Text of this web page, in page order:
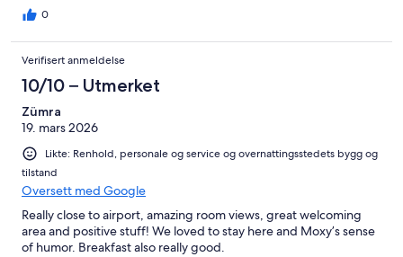
0
Verifisert anmeldelse
10/10 – Utmerket
Zümra
19. mars 2026
Likte: Renhold, personale og service og overnattingsstedets bygg og
tilstand
Oversett med Google
Really close to airport, amazing room views, great welcoming
area and positive stuff! We loved to stay here and Moxy’s sense
of humor. Breakfast also really good.